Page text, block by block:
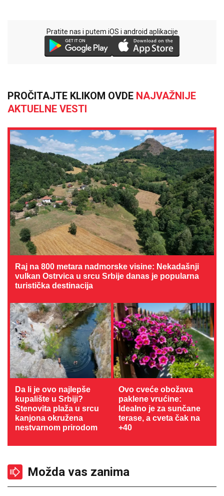
Pratite nas i putem iOS i android aplikacije
PROČITAJTE KLIKOM OVDE NAJVAŽNIJE
AKTUELNE VESTI
Raj na 800 metara nadmorske visine: Nekadašnji
vulkan Ostrvica u srcu Srbije danas je popularna
turistička destinacija
Da li je ovo najlepše
kupalište u Srbiji?
Stenovita plaža u srcu
kanjona okružena
nestvarnom prirodom
Ovo cveće obožava
paklene vrućine:
Idealno je za sunčane
terase, a cveta čak na
+40
Možda vas zanima